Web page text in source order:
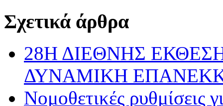
Σχετικά άρθρα
28Η ΔΙΕΘΝΗΣ ΕΚΘΕΣΗ
ΔΥΝΑΜΙΚΗ
Νομοθετικές ρυθμίσεις